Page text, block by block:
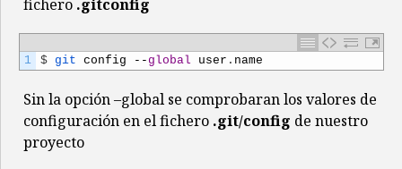
fichero .gitconfig
1 $ git config -- global user . name
Sin la opción –global se comprobaran los valores de
configuración en el fichero .git/config de nuestro
proyecto